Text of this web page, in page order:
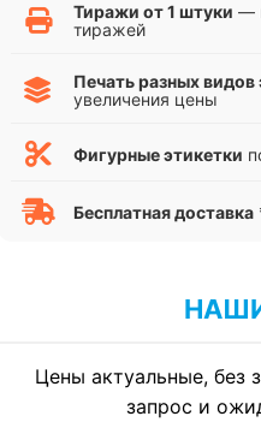
Тиражи от 1 штуки —
тиражей
Печать разных видов
увеличения цены
Фигурные этикетки
Бесплатная доставка
Цены актуальные, без
запрос и